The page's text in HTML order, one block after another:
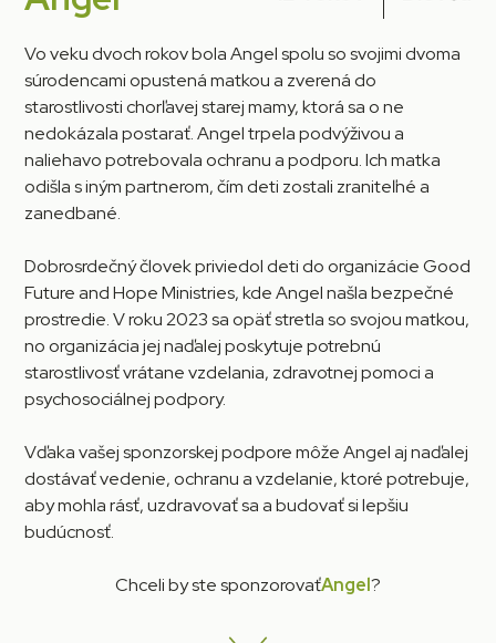
Vo veku dvoch rokov bola Angel spolu so svojimi dvoma
súrodencami opustená matkou a zverená do
starostlivosti chorľavej starej mamy, ktorá sa o ne
nedokázala postarať. Angel trpela podvýživou a
naliehavo potrebovala ochranu a podporu. Ich matka
odišla s iným partnerom, čím deti zostali zraniteľné a
zanedbané.
Dobrosrdečný človek priviedol deti do organizácie Good
Future and Hope Ministries, kde Angel našla bezpečné
prostredie. V roku 2023 sa opäť stretla so svojou matkou,
no organizácia jej naďalej poskytuje potrebnú
starostlivosť vrátane vzdelania, zdravotnej pomoci a
psychosociálnej podpory.
Vďaka vašej sponzorskej podpore môže Angel aj naďalej
dostávať vedenie, ochranu a vzdelanie, ktoré potrebuje,
aby mohla rásť, uzdravovať sa a budovať si lepšiu
budúcnosť.
Chceli by ste sponzorovaťAngel?